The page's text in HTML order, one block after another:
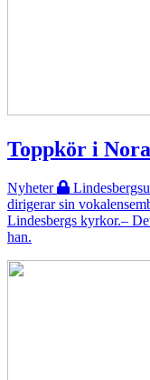
Toppkör i
Nyheter
dirigerar sin
Lindesbergs kyrkor.–
han.